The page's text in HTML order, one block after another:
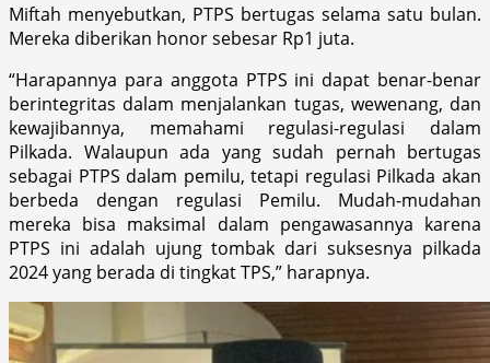
Miftah menyebutkan, PTPS bertugas selama satu bulan.
Mereka diberikan honor sebesar Rp1 juta.
“Harapannya para anggota PTPS ini dapat benar-benar
berintegritas dalam menjalankan tugas, wewenang, dan
kewajibannya, memahami regulasi-regulasi dalam
Pilkada. Walaupun ada yang sudah pernah bertugas
sebagai PTPS dalam pemilu, tetapi regulasi Pilkada akan
berbeda dengan regulasi Pemilu. Mudah-mudahan
mereka bisa maksimal dalam pengawasannya karena
PTPS ini adalah ujung tombak dari suksesnya pilkada
2024 yang berada di tingkat TPS,” harapnya.